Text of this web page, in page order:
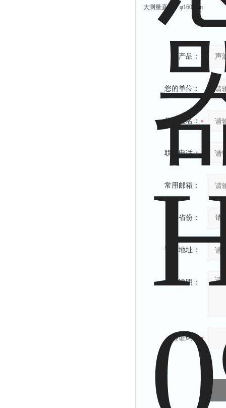
大测量直径：φ160 mm
产品：
您的单位：
您的姓名：
联系电话：
常用邮箱：
省份：
详细地址：
补充说明：
验证码：